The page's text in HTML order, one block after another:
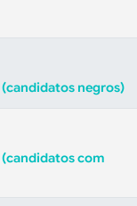
(candidatos negros)
(candidatos com